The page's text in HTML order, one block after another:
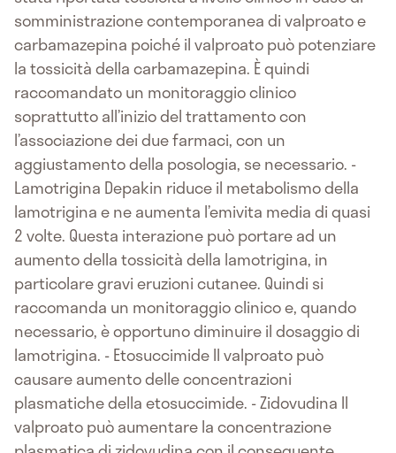
somministrazione contemporanea di valproato e
carbamazepina poiché il valproato può potenziare
la tossicità della carbamazepina. È quindi
raccomandato un monitoraggio clinico
soprattutto all’inizio del trattamento con
l’associazione dei due farmaci, con un
aggiustamento della posologia, se necessario. -
Lamotrigina Depakin riduce il metabolismo della
lamotrigina e ne aumenta l’emivita media di quasi
2 volte. Questa interazione può portare ad un
aumento della tossicità della lamotrigina, in
particolare gravi eruzioni cutanee. Quindi si
raccomanda un monitoraggio clinico e, quando
necessario, è opportuno diminuire il dosaggio di
lamotrigina. - Etosuccimide Il valproato può
causare aumento delle concentrazioni
plasmatiche della etosuccimide. - Zidovudina Il
valproato può aumentare la concentrazione